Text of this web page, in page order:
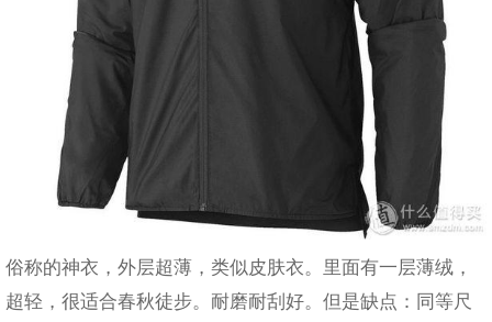
俗称的神衣，外层超薄，类似皮肤衣。里面有一层薄绒，
超轻，很适合春秋徒步。耐磨耐刮好。但是缺点：同等尺